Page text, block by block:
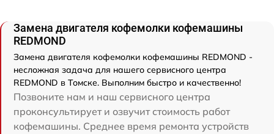
Замена двигателя кофемолки кофемашины
REDMOND
Замена двигателя кофемолки кофемашины REDMOND -
несложная задача для нашего сервисного центра
REDMOND в Томске. Выполним быстро и качественно!
Позвоните нам и наш сервисного центра
проконсультирует и озвучит стоимость работ
кофемашины. Среднее время ремонта устройств